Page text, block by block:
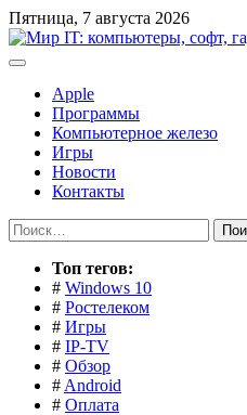
Перейти
к
содержимому
Пятница, 7 августа 2026
Apple
Программы
Компьютерное железо
Игры
Новости
Контакты
Найти:
Toп тегов:
# Windows 10
# Ростелеком
# Игры
# IP-TV
# Обзор
# Android
# Оплата